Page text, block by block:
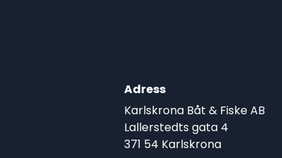
Adress
Karlskrona Båt & Fiske AB
Lallerstedts gata 4
371 54 Karlskrona